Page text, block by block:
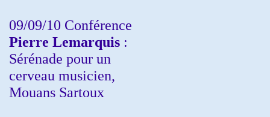
09/09/10 Conférence
Pierre Lemarquis :
Sérénade pour un
cerveau musicien,
Mouans Sartoux